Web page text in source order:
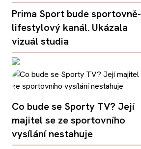
Prima Sport bude sportovně-
lifestylový kanál. Ukázala
vizuál studia
Co bude se Sporty TV? Její
majitel se ze sportovního
vysílání nestahuje